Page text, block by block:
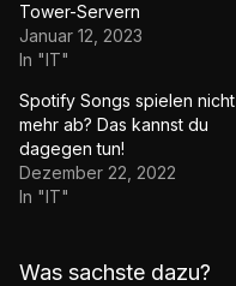
Tower-Servern
Januar 12, 2023
In "IT"
Spotify Songs spielen nicht
mehr ab? Das kannst du
dagegen tun!
Dezember 22, 2022
In "IT"
Was sachste dazu?